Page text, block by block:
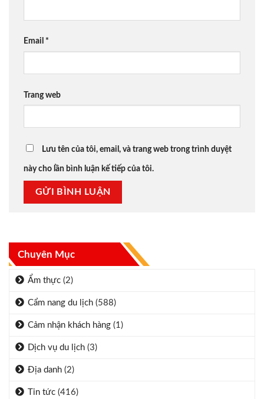
Chuyên Mục
Ẩm thực (2)
Cẩm nang du lịch (588)
Cảm nhận khách hàng (1)
Dịch vụ du lịch (3)
Địa danh (2)
Tin tức (416)
Email *
Trang web
Lưu tên của tôi, email, và trang web trong trình duyệt
này cho lần bình luận kế tiếp của tôi.